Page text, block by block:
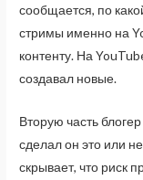
сообщается, по
стримы именно на
контенту. На
создавал новые.
Вторую часть
сделал он это или
скрывает, что риск